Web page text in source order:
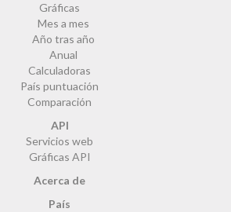
Gráficas
Mes a mes
Año tras año
Anual
Calculadoras
País puntuación
Comparación
API
Servicios web
Gráficas API
Acerca de
País